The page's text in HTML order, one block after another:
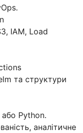
IAM, Load
та структури
або Python.
аналітичне